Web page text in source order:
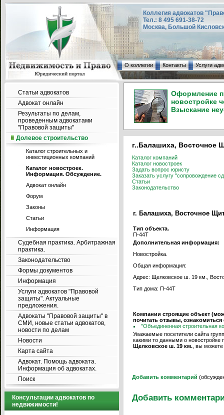
Коллегия адвокатов
Тел.: 8 495 691-38-72
Москва, Большой
О коллегии Контакты Услуги
Статьи адвокатов
Адвокат онлайн
Результаты по делам,
проведенным адвокатами
"Правовой защиты"
Долевое строительство
Каталог строительных и
инвестиционных компаний
Каталог новостроек.
Информация. Обсуждение.
Адвокат онлайн
Форум
Законы
Статьи
Информация
Судебная практика. Арбитражная
практика.
Законодательство
Формы документов
Информация
Услуги адвокатов "Правовой
защиты". Актуальные
предложения.
Адвокаты "Правовой защиты" в
СМИ, новые статьи адвокатов,
новости по делам
Новости
Карта сайта
Адвокат. Помощь адвоката.
Информация об адвокатах.
Поиск
Консультации адвокатов по
недвижимости!
Оформление
новостройке
Взыскание
г..Балашиха, Восточное
Каталог компаний
Каталог новостроек
Задать вопрос юристу
Заказать услугу "сопровождение
Статьи
Законодательство
г. Балашиха, Восточное
Тип объекта.
П-44Т
Дополнительная информация:
Новостройка.
Общая информация:
Адрес: Щелковское ш. 19 км.,
Тип дома: П-44Т
Компании строящие объект
почитать отзывы,
''Объединенная строительная
Уважаемые посетители сайта
какими то данными о новостройке
Щелковское ш. 19 км., вы можете
Добавить комментарий
Добавить